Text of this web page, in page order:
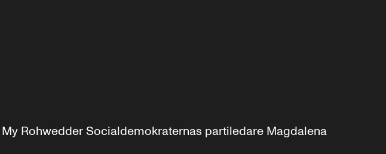
Rohwedder Socialdemokraternas partiledare Magdalena